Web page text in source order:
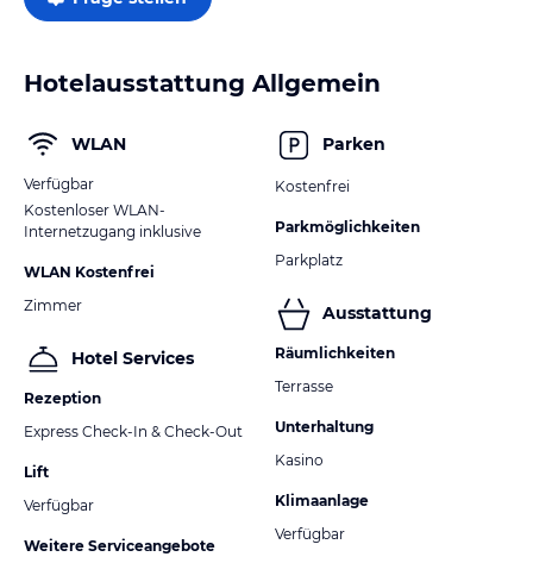
Hotelausstattung Allgemein
WLAN
Verfügbar
Kostenloser WLAN-
Internetzugang inklusive
WLAN Kostenfrei
Zimmer
Hotel Services
Rezeption
Express Check-In & Check-Out
Lift
Verfügbar
Weitere Serviceangebote
Parken
Kostenfrei
Parkmöglichkeiten
Parkplatz
Ausstattung
Räumlichkeiten
Terrasse
Unterhaltung
Kasino
Klimaanlage
Verfügbar